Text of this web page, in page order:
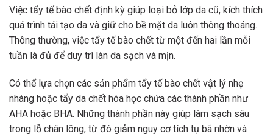
Việc tẩy tế bào chết định kỳ giúp loại bỏ lớp da cũ, kích thích
quá trình tái tạo da và giữ cho bề mặt da luôn thông thoáng.
Thông thường, việc tẩy tế bào chết từ một đến hai lần mỗi
tuần là đủ để duy trì làn da sạch và mịn.
Có thể lựa chọn các sản phẩm tẩy tế bào chết vật lý nhẹ
nhàng hoặc tẩy da chết hóa học chứa các thành phần như
AHA hoặc BHA. Những thành phần này giúp làm sạch sâu
trong lỗ chân lông, từ đó giảm nguy cơ tích tụ bã nhờn và